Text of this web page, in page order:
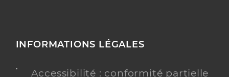
INFORMATIONS LÉGALES
Accessibilité : conformité partielle